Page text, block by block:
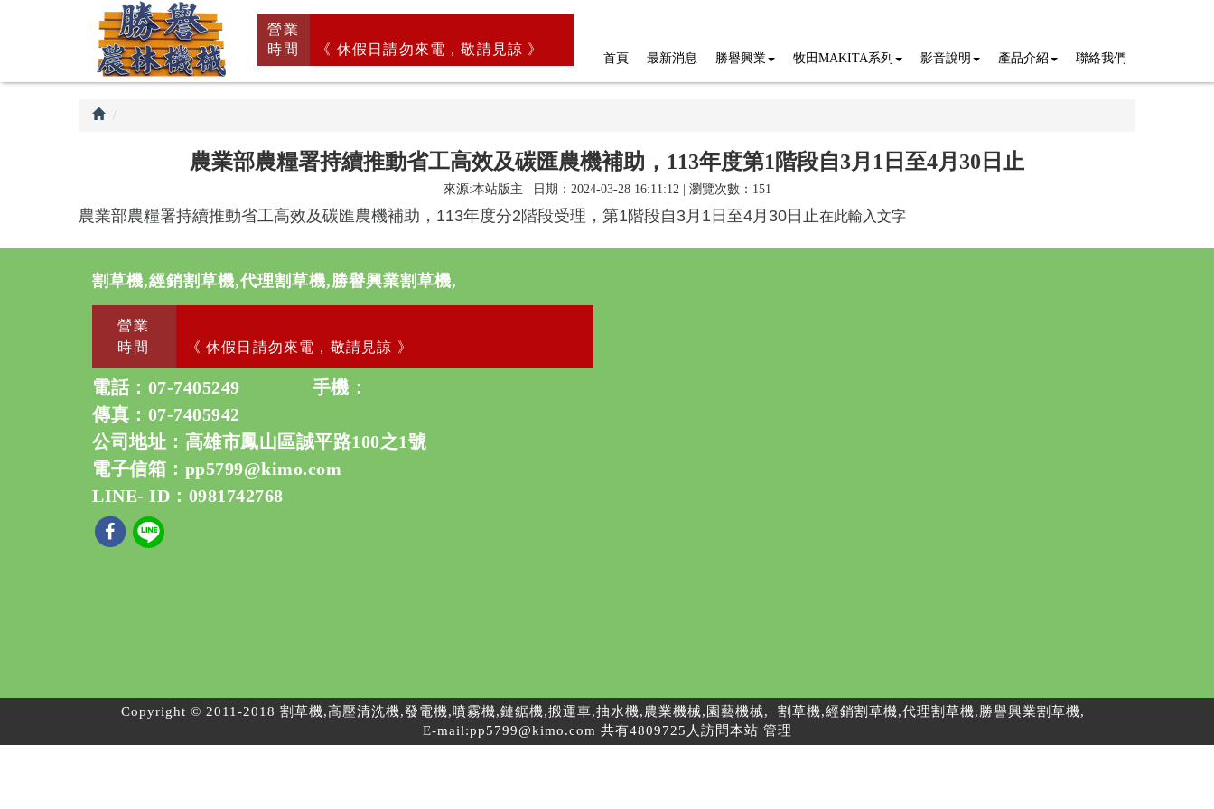
回
首
頁
營業
時間
《 休假日請勿來電，敬請見諒 》
首頁 最新消息 勝譽興業 牧田MAKITA系列 影音說明 產品介紹 聯絡我們
農業部農糧署持續推動省工高效及碳匯農機補助，113年度第1階段自3月1日至4月30日止
來源:本站版主 | 日期：2024-03-28 16:11:12 | 瀏覽次數：151
農業部農糧署持續推動省工高效及碳匯農機補助，113年度分2階段受理，第1階段自3月1日至4月30日止在此輸入文字
割草機,經銷割草機,代理割草機,勝譽興業割草機,
營業
時間
《 休假日請勿來電，敬請見諒 》
電話： 07-7405249
手機：
傳真：07-7405942
公司地址：高雄市鳳山區誠平路100之1號
電子信箱： pp5799@kimo.com
LINE- ID：0981742768
Copyright © 2011-2018 割草機,高壓清洗機,發電機,噴霧機,鏈鋸機,搬運車,抽水機,農業機械,園藝機械, 割草機,經銷割草機,代理割草機,勝譽興業割草機,
E-mail:pp5799@kimo.com 共有4809725人訪問本站 管理